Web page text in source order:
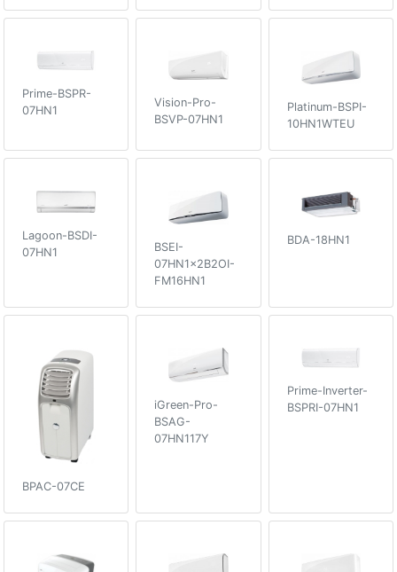
Prime-BSPR-
07HN1
Vision-Pro-
BSVP-07HN1
Platinum-BSPI-
10HN1WTEU
Lagoon-BSDI-
07HN1
BSEI-
07HN1x2B2OI-
FM16HN1
BDA-18HN1
BPAC-07CE
iGreen-Pro-
BSAG-
07HN117Y
Prime-Inverter-
BSPRI-07HN1